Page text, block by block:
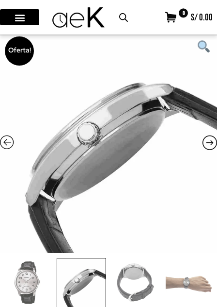
0 S/ 0.00
Oferta!